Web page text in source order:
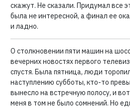
скажут. Не сказали. Придумал все
была не интересной, а финал ее
и ладно.
О столкновении пяти машин на
вечерних новостях первого
спустя. Была пятница, люди
наступлению субботы, кто-то
вынесло на встречную полосу, и
меня в том не было сомнений. Но